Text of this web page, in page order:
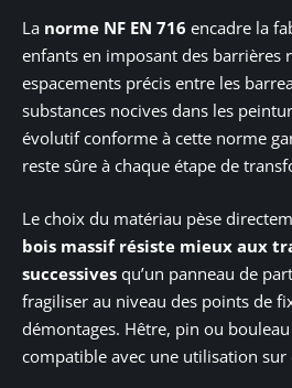
La norme NF EN 716 encadre la
enfants en imposant des barrières
espacements précis entre les
substances nocives dans les
évolutif conforme à cette norme
reste sûre à chaque étape de
Le choix du matériau pèse
bois massif résiste mieux aux
successives qu’un panneau de
fragiliser au niveau des points de
démontages. Hêtre, pin ou
compatible avec une utilisation sur